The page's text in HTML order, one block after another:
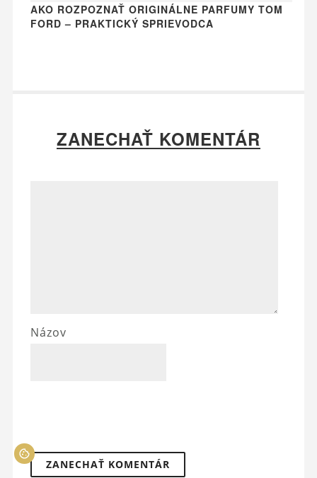
AKO ROZPOZNAŤ ORIGINÁLNE PARFUMY TOM
FORD – PRAKTICKÝ SPRIEVODCA
ZANECHAŤ KOMENTÁR
Názov